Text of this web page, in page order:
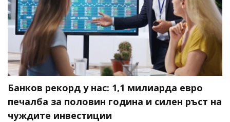
Банков рекорд у нас: 1,1 милиарда евро
печалба за половин година и силен ръст на
чуждите инвестиции